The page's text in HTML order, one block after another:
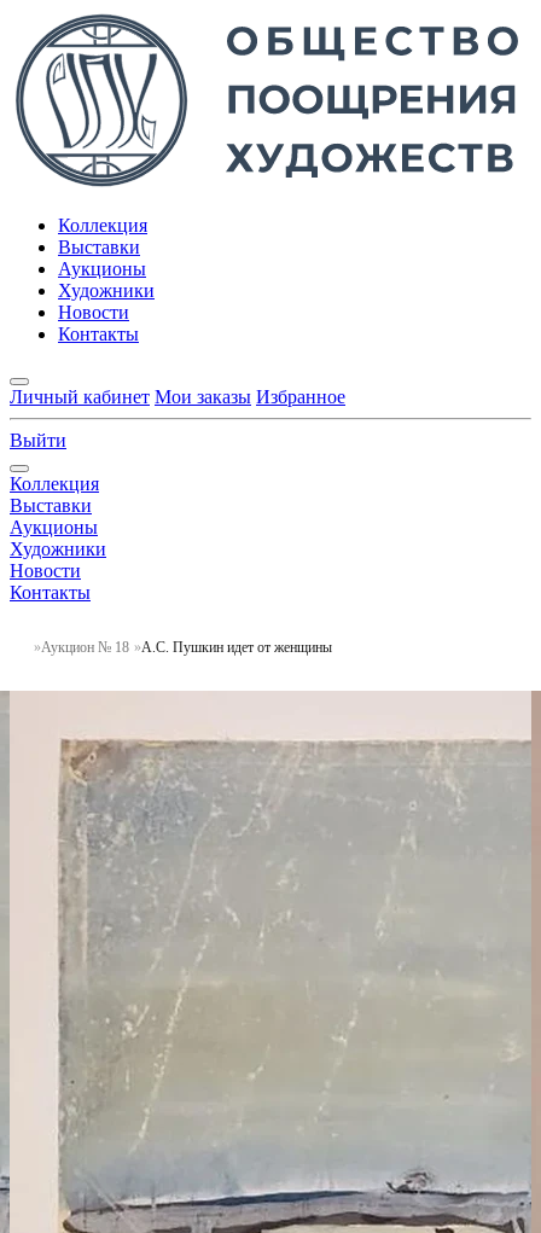
Коллекция
Выставки
Аукционы
Художники
Новости
Контакты
Личный кабинет Мои заказы Избранное
Выйти
Коллекция
Выставки
Аукционы
Художники
Новости
Контакты
Аукцион № 18 А.С. Пушкин идет от женщины